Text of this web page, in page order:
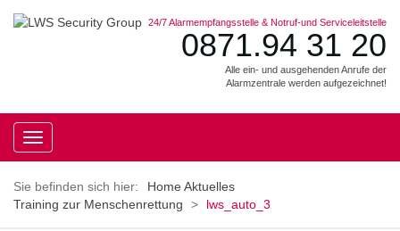
24/7 Alarmempfangsstelle & Notruf-und Serviceleitstelle
0871.94 31 20
Alle ein- und ausgehenden Anrufe der
Alarmzentrale werden aufgezeichnet!
Toggle
navigation
HomeAktuelles
Training zur Menschenrettung
lws_auto_3